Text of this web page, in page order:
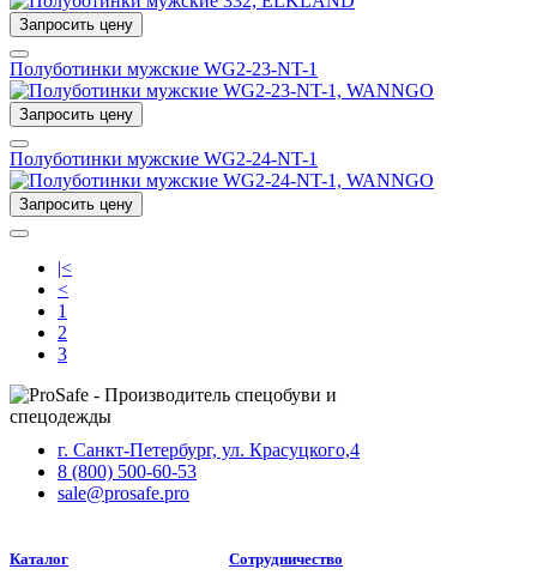
Запросить цену
Полуботинки мужские WG2-23-NT-1
Запросить цену
Полуботинки мужские WG2-24-NT-1
Запросить цену
|<
<
1
2
3
г. Санкт-Петербург, ул. Красуцкого,4
8 (800) 500-60-53
sale@prosafe.pro
Каталог Сотрудничество